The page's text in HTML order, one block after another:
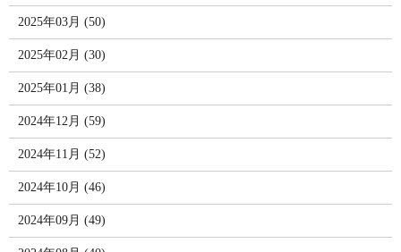
2025年03月 (50)
2025年02月 (30)
2025年01月 (38)
2024年12月 (59)
2024年11月 (52)
2024年10月 (46)
2024年09月 (49)